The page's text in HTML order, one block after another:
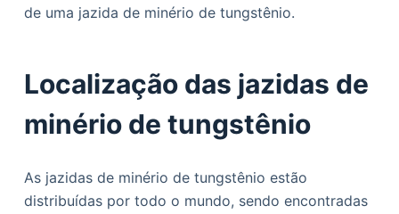
de uma jazida de minério de tungstênio.
Localização das jazidas de
minério de tungstênio
As jazidas de minério de tungstênio estão
distribuídas por todo o mundo, sendo encontradas